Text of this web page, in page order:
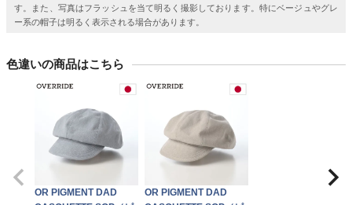
す。また、写真はフラッシュを当て明るく撮影しております。特にベージュやグレ
ー系の帽子は明るく表示される場合があります。
色違いの商品はこちら
OR PIGMENT DAD
OR PIGMENT DAD